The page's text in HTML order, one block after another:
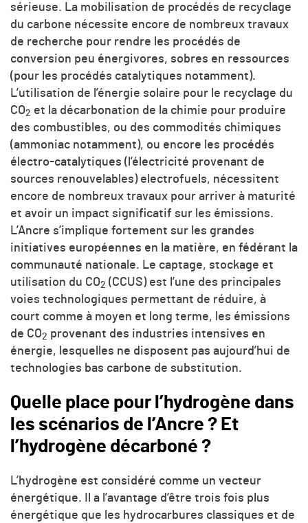
sérieuse. La mobilisation de procédés de recyclage
du carbone nécessite encore de nombreux travaux
de recherche pour rendre les procédés de
conversion peu énergivores, sobres en ressources
(pour les procédés catalytiques notamment).
L’utilisation de l’énergie solaire pour le recyclage du
CO2 et la décarbonation de la chimie pour produire
des combustibles, ou des commodités chimiques
(ammoniac notamment), ou encore les procédés
électro-catalytiques (l’électricité provenant de
sources renouvelables) electrofuels, nécessitent
encore de nombreux travaux pour arriver à maturité
et avoir un impact significatif sur les émissions.
L’Ancre s’implique fortement sur les grandes
initiatives européennes en la matière, en fédérant la
communauté nationale. Le captage, stockage et
utilisation du CO2 (CCUS) est l’une des principales
voies technologiques permettant de réduire, à
court comme à moyen et long terme, les émissions
de CO2 provenant des industries intensives en
énergie, lesquelles ne disposent pas aujourd’hui de
technologies bas carbone de substitution.
Quelle place pour l’hydrogène dans
les scénarios de l’Ancre ? Et
l’hydrogène décarboné ?
L’hydrogène est considéré comme un vecteur
énergétique. Il a l’avantage d’être trois fois plus
énergétique que les hydrocarbures classiques et de